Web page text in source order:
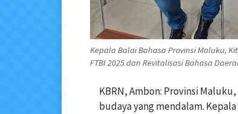
Kepala Balai Bahasa Provinsi Maluku,
FTBI 2025 dan Revitalisasi Bahasa
KBRN, Ambon: Provinsi
budaya yang mendalam.